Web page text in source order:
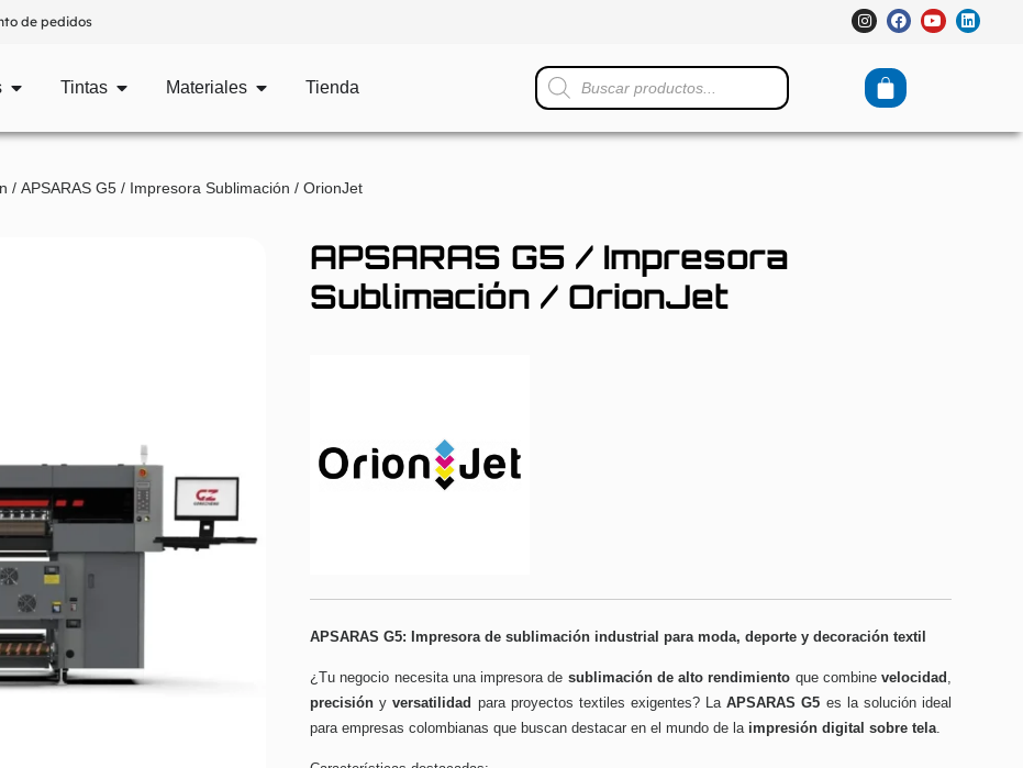
de pedidos
Tintas Materiales Tienda
/ APSARAS G5 / Impresora Sublimación / OrionJet
APSARAS G5 / Impresora
Sublimación / OrionJet
APSARAS G5: Impresora de sublimación industrial para moda, deporte y decoración textil
¿Tu negocio necesita una impresora de sublimación de alto rendimiento que combine velocidad ,
precisión yversatilidad para proyectos textiles exigentes? LaAPSARAS G5 es la solución ideal
para empresas colombianas que buscan destacar en el mundo de la impresión digital sobre tela.